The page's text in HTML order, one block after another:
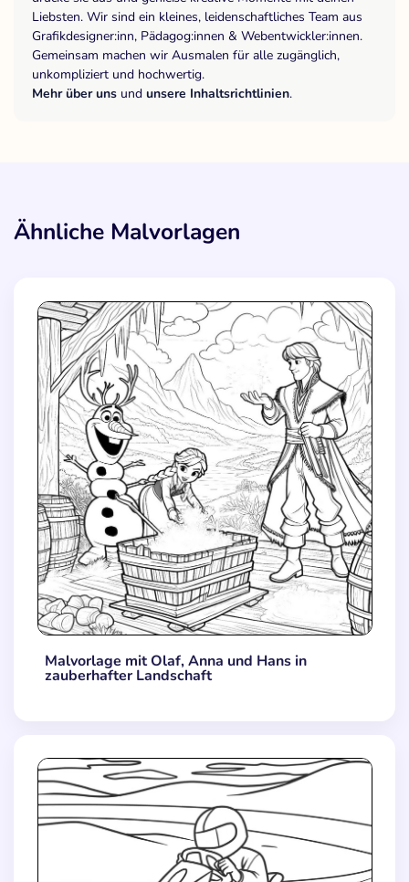
Liebsten. Wir sind ein kleines, leidenschaftliches Team aus
Grafikdesigner:inn, Pädagog:innen & Webentwickler:innen.
Gemeinsam machen wir Ausmalen für alle zugänglich,
unkompliziert und hochwertig.
Mehr über uns und unsere Inhaltsrichtlinien.
Ähnliche Malvorlagen
Malvorlage mit Olaf, Anna und Hans in
zauberhafter Landschaft